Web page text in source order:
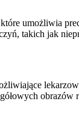
umożliwia
takich jak